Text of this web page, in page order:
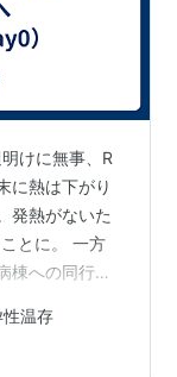
けに無事、R
に熱は下がり
発熱がないた
とに。 一方
棟への同行が
っていく
いたのに、体
性温存